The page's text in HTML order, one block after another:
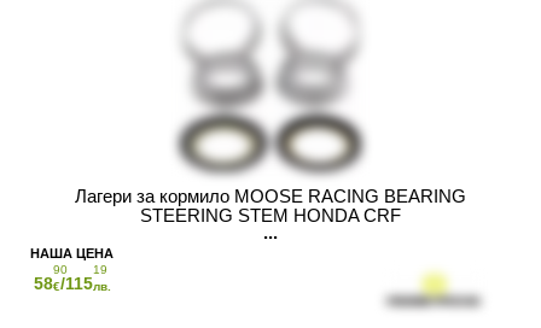
Лагери за кормило MOOSE RACING BEARING
STEERING STEM HONDA CRF
58
90
€/115
19
лв.